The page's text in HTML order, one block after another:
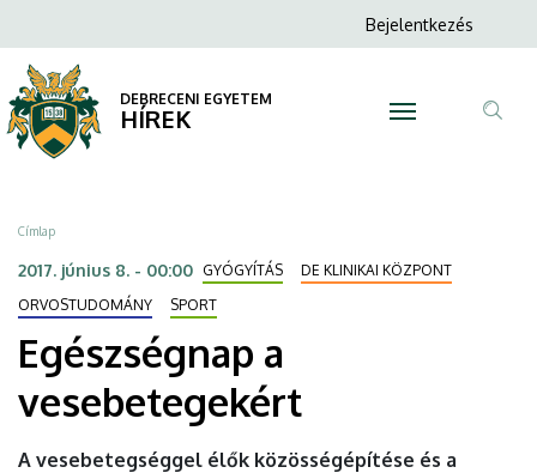
vesebetegekért
DEBRECENI
EGYETEM
a
tartalomra
Anonim
menüje
Bejelentkezés
DEBRECENI EGYETEM
HÍREK
Morzsa
Címlap
2017. június 8. - 00:00 GYÓGYÍTÁS
DE KLINIKAI KÖZPONT
ORVOSTUDOMÁNY
SPORT
Egészségnap a
vesebetegekért
A vesebetegséggel élők közösségépítése és a